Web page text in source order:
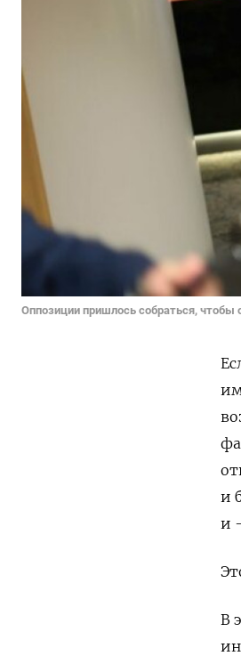
Оппозиции пришлось собраться, чтобы
и
и
В